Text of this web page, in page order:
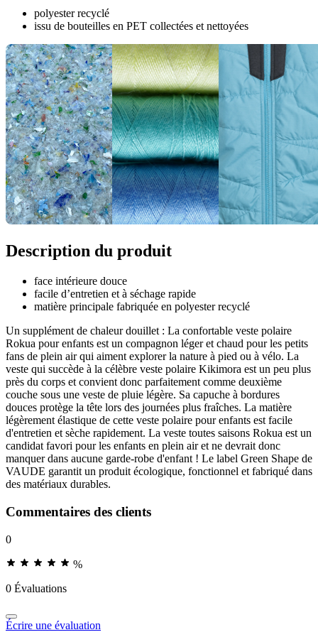
polyester recyclé
issu de bouteilles en PET collectées et nettoyées
Description du produit
face intérieure douce
facile d’entretien et à séchage rapide
matière principale fabriquée en polyester recyclé
Un supplément de chaleur douillet : La confortable veste polaire
Rokua pour enfants est un compagnon léger et chaud pour les petits
fans de plein air qui aiment explorer la nature à pied ou à vélo. La
veste qui succède à la célèbre veste polaire Kikimora est un peu plus
près du corps et convient donc parfaitement comme deuxième
couche sous une veste de pluie légère. Sa capuche à bordures
douces protège la tête lors des journées plus fraîches. La matière
légèrement élastique de cette veste polaire pour enfants est facile
d'entretien et sèche rapidement. La veste toutes saisons Rokua est un
candidat favori pour les enfants en plein air et ne devrait donc
manquer dans aucune garde-robe d'enfant ! Le label Green Shape de
VAUDE garantit un produit écologique, fonctionnel et fabriqué dans
des matériaux durables.
Commentaires des clients
0
%
0 Évaluations
Écrire une évaluation